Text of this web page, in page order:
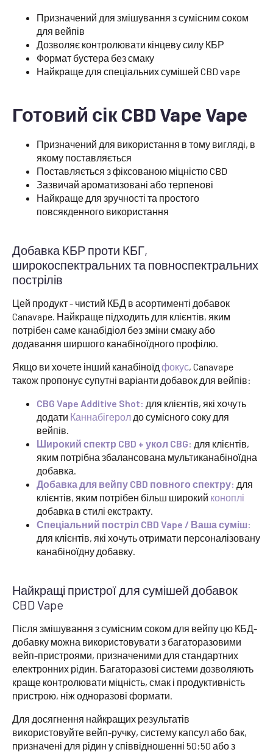
Призначений для змішування з сумісним соком
для вейпів
Дозволяє контролювати кінцеву силу КБР
Формат бустера без смаку
Найкраще для спеціальних сумішей CBD vape
Готовий сік CBD Vape Vape
Призначений для використання в тому вигляді, в
якому поставляється
Поставляється з фіксованою міцністю CBD
Зазвичай ароматизовані або терпенові
Найкраще для зручності та простого
повсякденного використання
Добавка КБР проти КБГ,
широкоспектральних та повноспектральних
пострілів
Цей продукт - чистий КБД в асортименті добавок
Canavape. Найкраще підходить для клієнтів, яким
потрібен саме канабідіол без зміни смаку або
додавання ширшого канабіноїдного профілю.
Якщо ви хочете інший канабіноїд фокус, Canavape
також пропонує супутні варіанти добавок для вейпів:
CBG Vape Additive Shot: для клієнтів, які хочуть
додати Каннабігерол до сумісного соку для
вейпів.
Широкий спектр CBD + укол CBG: для клієнтів,
яким потрібна збалансована мультиканабіноїдна
добавка.
Добавка для вейпу CBD повного спектру: для
клієнтів, яким потрібен більш широкий коноплі
добавка в стилі екстракту.
Спеціальний постріл CBD Vape / Ваша суміш:
для клієнтів, які хочуть отримати персоналізовану
канабіноїдну добавку.
Найкращі пристрої для сумішей добавок
CBD Vape
Після змішування з сумісним соком для вейпу цю КБД-
добавку можна використовувати з багаторазовими
вейп-пристроями, призначеними для стандартних
електронних рідин. Багаторазові системи дозволяють
краще контролювати міцність, смак і продуктивність
пристрою, ніж одноразові формати.
Для досягнення найкращих результатів
використовуйте вейп-ручку, систему капсул або бак,
призначені для рідин у співвідношенні 50:50 або з